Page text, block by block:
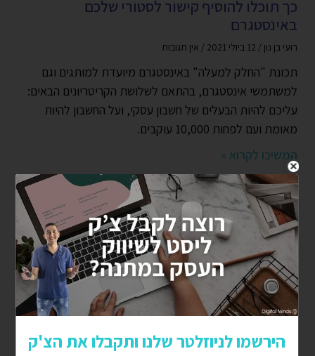
כך תוכלו להוסיף קישור לסטורי שלכם
באינסטגרם
רועי בן נון אין תגובות
תכונת "החלק למעלה" באינסטגרם מיועדת למותגים וגם
למשתמשי אינסטגרם, בהתאם לשלושת הקריטריונים הבאים:
עליכם להיות הבעלים של חשבון עסקי, ועל החשבון להיות
מאומת ועם לפחות 10,000 עוקבים.
המשיכו לקרוא »
כיצד לקבל חסות באינסטגרם